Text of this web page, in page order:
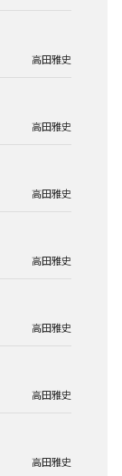
高田雅史
高田雅史
高田雅史
高田雅史
高田雅史
高田雅史
高田雅史